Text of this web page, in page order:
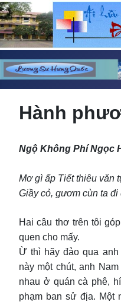
Hành
Ngộ Không Phí Ngọc
Mơ gì ấp Tiết thiêu văn
Giầy cỏ, gươm cùn ta đi
Hai câu thơ trên tôi
quen cho mấy.
Ừ thì hãy đảo qua
này một chút, anh
nhau ở quán cà phê,
phạm ban sử địa. Một